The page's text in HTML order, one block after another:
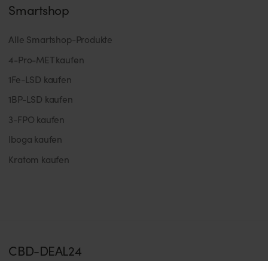
Smartshop
Alle Smartshop-Produkte
4-Pro-MET kaufen
1Fe-LSD kaufen
1BP-LSD kaufen
3-FPO kaufen
Iboga kaufen
Kratom kaufen
CBD-DEAL24